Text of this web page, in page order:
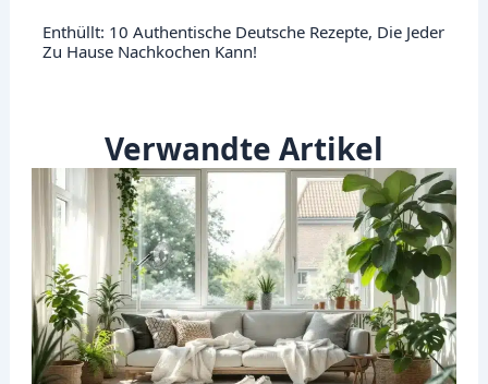
Enthüllt: 10 Authentische Deutsche Rezepte, Die Jeder
Zu Hause Nachkochen Kann!
Verwandte Artikel